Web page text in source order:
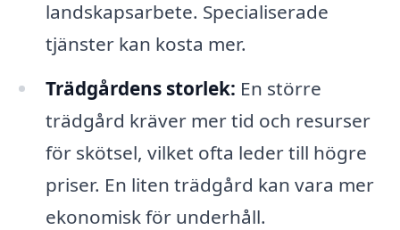
landskapsarbete. Specialiserade
tjänster kan kosta mer.
Trädgårdens storlek: En större
trädgård kräver mer tid och resurser
för skötsel, vilket ofta leder till högre
priser. En liten trädgård kan vara mer
ekonomisk för underhåll.